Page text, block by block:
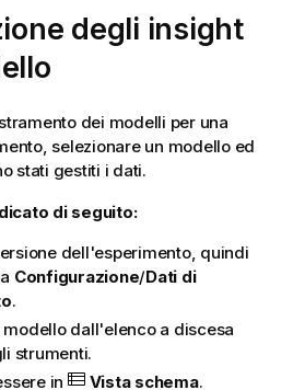
degli insight
dei modelli per una
selezionare un modello ed
stati gestiti i dati.
di seguito:
dell'esperimento, quindi
Configurazione/Dati di
.
modello dall'elenco a discesa
strumenti.
in
Vista schema.